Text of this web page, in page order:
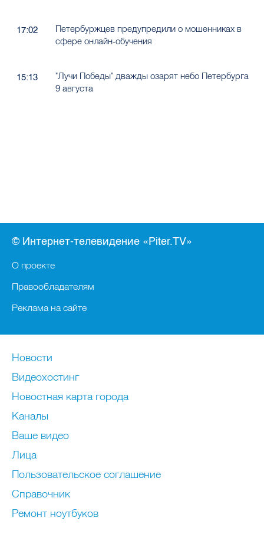
17:02
Петербуржцев предупредили о мошенниках в
сфере онлайн-обучения
15:13
"Лучи Победы" дважды озарят небо Петербурга
9 августа
© Интернет-телевидение «Piter.TV»
О проекте
Правообладателям
Реклама на сайте
Новости
Видеохостинг
Новостная карта города
Каналы
Ваше видео
Лица
Пользовательское соглашение
Справочник
Ремонт нoутбуков